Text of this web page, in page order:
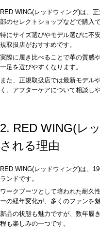
RED WING(レッドウィング)は、
部のセレクトショップなどで購入で
特にサイズ選びやモデル選びに不
規取扱店がおすすめです。
実際に履き比べることで革の質感
一足を選びやすくなります。
また、正規取扱店では最新モデル
く、アフターケアについて相談し
2. RED WING(レ
される理由
RED WING(レッドウィング)は、
ランドです。
ワークブーツとして培われた耐久
ーの経年変化が、多くのファンを
新品の状態も魅力ですが、数年履
程も楽しみの一つです。